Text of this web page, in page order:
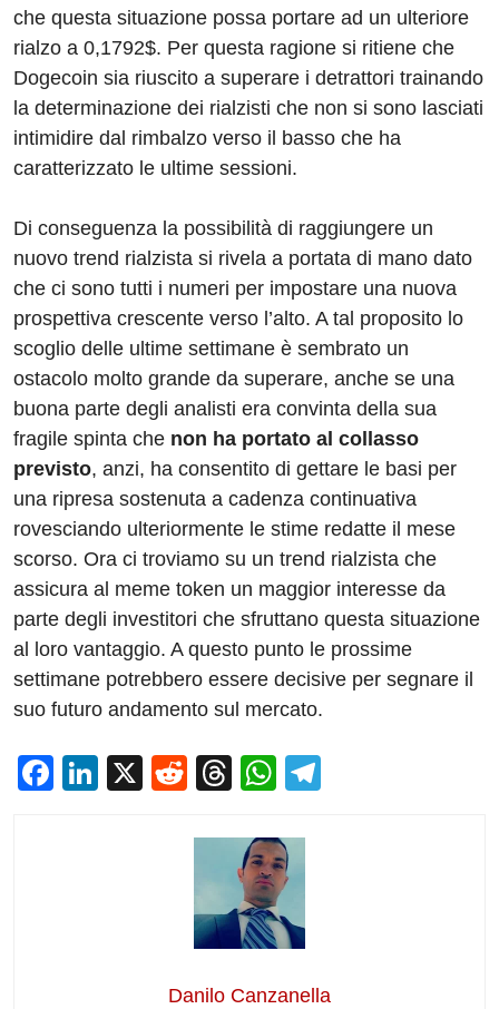
che questa situazione possa portare ad un ulteriore
rialzo a 0,1792$. Per questa ragione si ritiene che
Dogecoin sia riuscito a superare i detrattori trainando
la determinazione dei rialzisti che non si sono lasciati
intimidire dal rimbalzo verso il basso che ha
caratterizzato le ultime sessioni.
Di conseguenza la possibilità di raggiungere un
nuovo trend rialzista si rivela a portata di mano dato
che ci sono tutti i numeri per impostare una nuova
prospettiva crescente verso l’alto. A tal proposito lo
scoglio delle ultime settimane è sembrato un
ostacolo molto grande da superare, anche se una
buona parte degli analisti era convinta della sua
fragile spinta che non ha portato al collasso
previsto, anzi, ha consentito di gettare le basi per
una ripresa sostenuta a cadenza continuativa
rovesciando ulteriormente le stime redatte il mese
scorso. Ora ci troviamo su un trend rialzista che
assicura al meme token un maggior interesse da
parte degli investitori che sfruttano questa situazione
al loro vantaggio. A questo punto le prossime
settimane potrebbero essere decisive per segnare il
suo futuro andamento sul mercato.
F
Li
X
R
d
di
t
T
e
a
d
s
W
at
s
A
p
p
Danilo Canzanella